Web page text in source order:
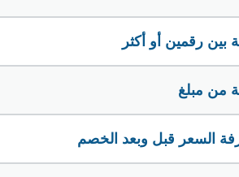
بين رقمين أو أكثر
من مبلغ
السعر قبل وبعد الخصم